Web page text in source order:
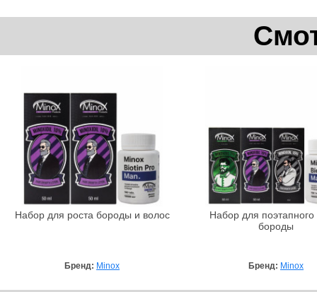
Набор для роста бороды и волос
Бренд: Minox
Набор для поэтапного
бороды
Бренд: Minox